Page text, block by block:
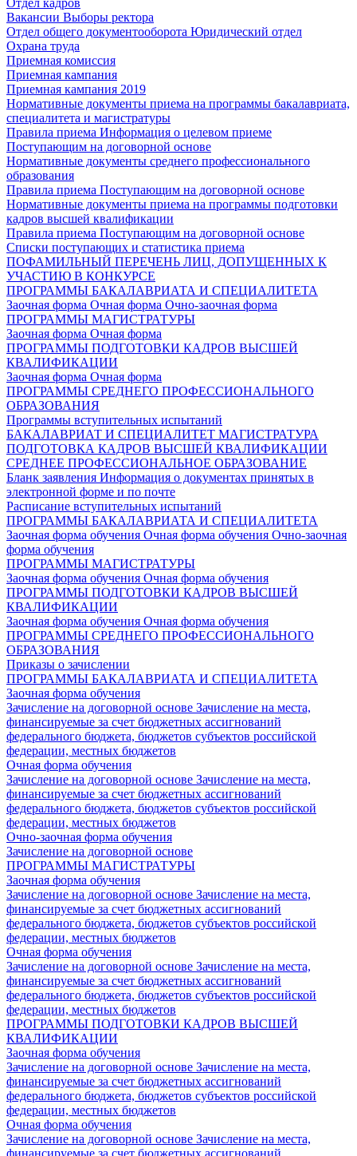
Вакансии Выборы ректора
Отдел общего документооборота Юридический отдел
Охрана труда
Приемная комиссия
Приемная кампания
Приемная кампания 2019
Нормативные документы приема на программы бакалавриата,
специалитета и магистратуры
Правила приема Информация о целевом приеме
Поступающим на договорной основе
Нормативные документы среднего профессионального
образования
Правила приема Поступающим на договорной основе
Нормативные документы приема на программы подготовки
кадров высшей квалификации
Правила приема Поступающим на договорной основе
Списки поступающих и статистика приема
ПОФАМИЛЬНЫЙ ПЕРЕЧЕНЬ ЛИЦ, ДОПУЩЕННЫХ К
УЧАСТИЮ В КОНКУРСЕ
ПРОГРАММЫ БАКАЛАВРИАТА И СПЕЦИАЛИТЕТА
Заочная форма Очная форма Очно-заочная форма
ПРОГРАММЫ МАГИСТРАТУРЫ
Заочная форма Очная форма
ПРОГРАММЫ ПОДГОТОВКИ КАДРОВ ВЫСШЕЙ
КВАЛИФИКАЦИИ
Заочная форма Очная форма
ПРОГРАММЫ СРЕДНЕГО ПРОФЕССИОНАЛЬНОГО
ОБРАЗОВАНИЯ
Программы вступительных испытаний
БАКАЛАВРИАТ И СПЕЦИАЛИТЕТ МАГИСТРАТУРА
ПОДГОТОВКА КАДРОВ ВЫСШЕЙ КВАЛИФИКАЦИИ
СРЕДНЕЕ ПРОФЕССИОНАЛЬНОЕ ОБРАЗОВАНИЕ
Бланк заявления Информация о документах принятых в
электронной форме и по почте
Расписание вступительных испытаний
ПРОГРАММЫ БАКАЛАВРИАТА И СПЕЦИАЛИТЕТА
Заочная форма обучения Очная форма обучения Очно-заочная
форма обучения
ПРОГРАММЫ МАГИСТРАТУРЫ
Заочная форма обучения Очная форма обучения
ПРОГРАММЫ ПОДГОТОВКИ КАДРОВ ВЫСШЕЙ
КВАЛИФИКАЦИИ
Заочная форма обучения Очная форма обучения
ПРОГРАММЫ СРЕДНЕГО ПРОФЕССИОНАЛЬНОГО
ОБРАЗОВАНИЯ
Приказы о зачислении
ПРОГРАММЫ БАКАЛАВРИАТА И СПЕЦИАЛИТЕТА
Заочная форма обучения
Зачисление на договорной основе Зачисление на места,
финансируемые за счет бюджетных ассигнований
федерального бюджета, бюджетов субъектов российской
федерации, местных бюджетов
Очная форма обучения
Зачисление на договорной основе Зачисление на места,
финансируемые за счет бюджетных ассигнований
федерального бюджета, бюджетов субъектов российской
федерации, местных бюджетов
Очно-заочная форма обучения
Зачисление на договорной основе
ПРОГРАММЫ МАГИСТРАТУРЫ
Заочная форма обучения
Зачисление на договорной основе Зачисление на места,
финансируемые за счет бюджетных ассигнований
федерального бюджета, бюджетов субъектов российской
федерации, местных бюджетов
Очная форма обучения
Зачисление на договорной основе Зачисление на места,
финансируемые за счет бюджетных ассигнований
федерального бюджета, бюджетов субъектов российской
федерации, местных бюджетов
ПРОГРАММЫ ПОДГОТОВКИ КАДРОВ ВЫСШЕЙ
КВАЛИФИКАЦИИ
Заочная форма обучения
Зачисление на договорной основе Зачисление на места,
финансируемые за счет бюджетных ассигнований
федерального бюджета, бюджетов субъектов российской
федерации, местных бюджетов
Очная форма обучения
Зачисление на договорной основе Зачисление на места,
финансируемые за счет бюджетных ассигнований